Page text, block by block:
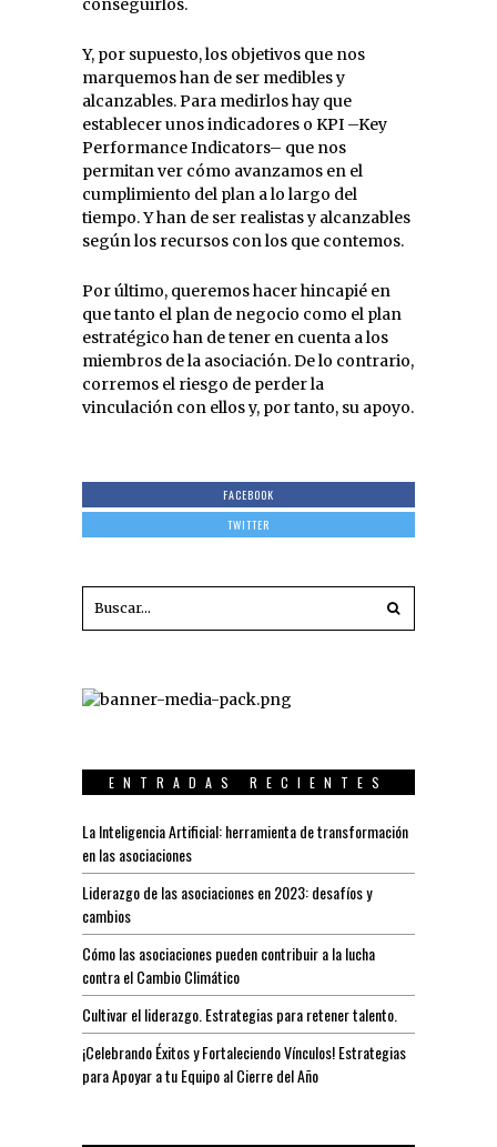
conseguirlos.
Y, por supuesto, los objetivos que nos
marquemos han de ser medibles y
alcanzables. Para medirlos hay que
establecer unos indicadores o KPI –Key
Performance Indicators– que nos
permitan ver cómo avanzamos en el
cumplimiento del plan a lo largo del
tiempo. Y han de ser realistas y alcanzables
según los recursos con los que contemos.
Por último, queremos hacer hincapié en
que tanto el plan de negocio como el plan
estratégico han de tener en cuenta a los
miembros de la asociación. De lo contrario,
corremos el riesgo de perder la
vinculación con ellos y, por tanto, su apoyo.
FACEBOOK
TWITTER
ENTRADAS RECIENTES
La Inteligencia Artificial: herramienta de transformación
en las asociaciones
Liderazgo de las asociaciones en 2023: desafíos y
cambios
Cómo las asociaciones pueden contribuir a la lucha
contra el Cambio Climático
Cultivar el liderazgo. Estrategias para retener talento.
¡Celebrando Éxitos y Fortaleciendo Vínculos! Estrategias
para Apoyar a tu Equipo al Cierre del Año